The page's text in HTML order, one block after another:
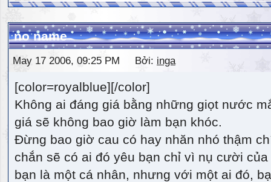
no name
May 17 2006, 09:25 PM Bởi: inga
[color=royalblue][/color]
Không ai đáng giá bằng những giọt nước
giá sẽ không bao giờ làm bạn khóc.
Đừng bao giờ cau có hay nhăn nhó thậm
chắn sẽ có ai đó yêu bạn chỉ vì nụ cười
bạn là một cá nhân, nhưng với một ai đó,